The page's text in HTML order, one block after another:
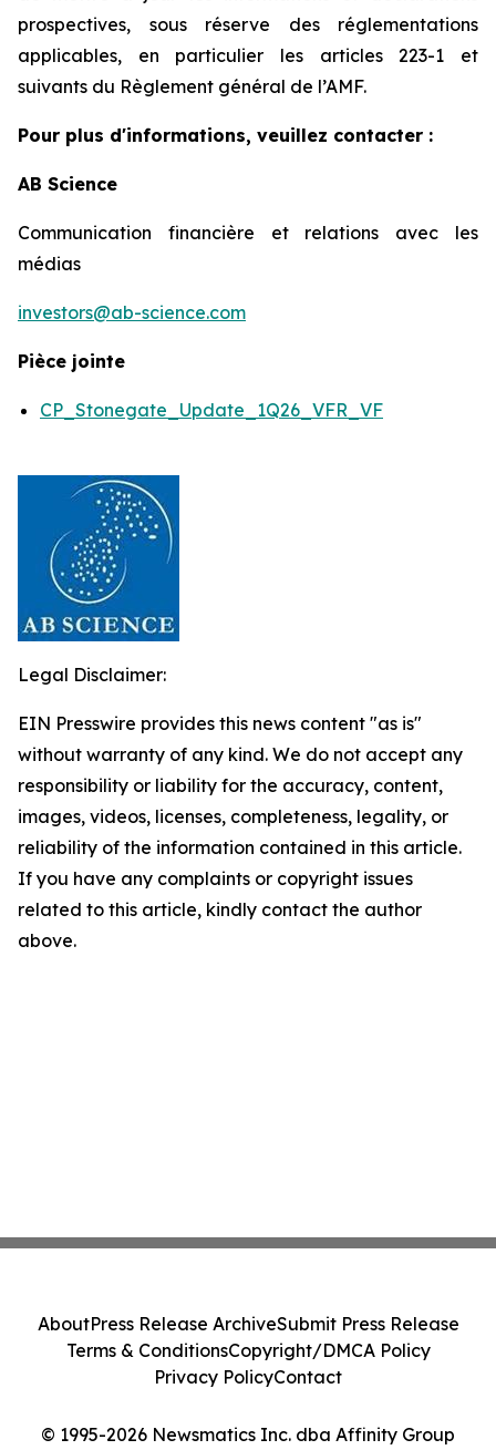
prospectives, sous réserve des réglementations
applicables, en particulier les articles 223-1 et
suivants du Règlement général de l’AMF.
Pour plus d'informations, veuillez contacter :
AB Science
Communication financière et relations avec les
médias
investors@ab-science.com
Pièce jointe
CP_Stonegate_Update_1Q26_VFR_VF
Legal Disclaimer:
EIN Presswire provides this news content "as is"
without warranty of any kind. We do not accept any
responsibility or liability for the accuracy, content,
images, videos, licenses, completeness, legality, or
reliability of the information contained in this article.
If you have any complaints or copyright issues
related to this article, kindly contact the author
above.
© 1995-2026 Newsmatics Inc. dba Affinity Group
AboutPress Release ArchiveSubmit Press Release
Terms & ConditionsCopyright/DMCA Policy
Privacy PolicyContact